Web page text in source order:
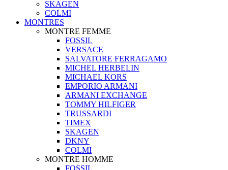
SKAGEN
COLMI
MONTRES
MONTRE FEMME
FOSSIL
VERSACE
SALVATORE FERRAGAMO
MICHEL HERBELIN
MICHAEL KORS
EMPORIO ARMANI
ARMANI EXCHANGE
TOMMY HILFIGER
TRUSSARDI
TIMEX
SKAGEN
DKNY
COLMI
MONTRE HOMME
FOSSIL